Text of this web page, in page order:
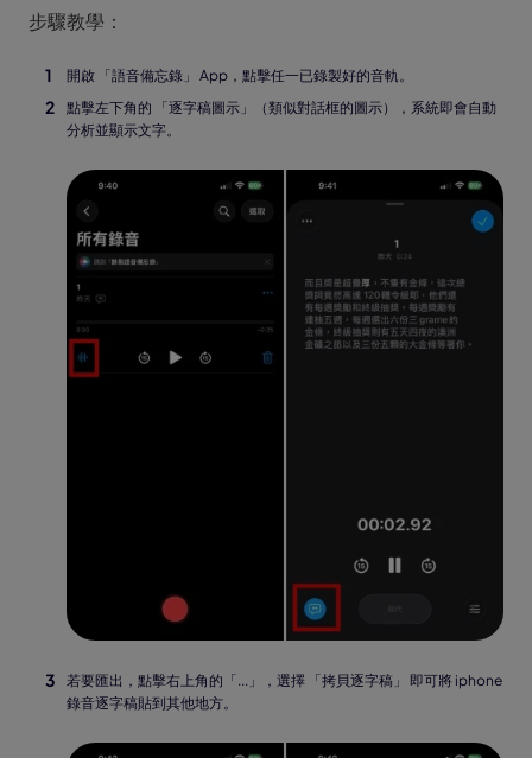
步驟教學：
開啟 「語音備忘錄」 App，點擊任一已錄製好的音軌。
點擊左下角的 「逐字稿圖示」（類似對話框的圖示），系統即會自動
分析並顯示文字。
若要匯出，點擊右上角的「...」，選擇 「拷貝逐字稿」 即可將 iphone
錄音逐字稿貼到其他地方。